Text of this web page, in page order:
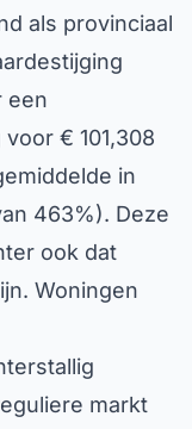
als provinciaal
een
€ 101,308
in
463%). Deze
ook dat
Woningen
markt